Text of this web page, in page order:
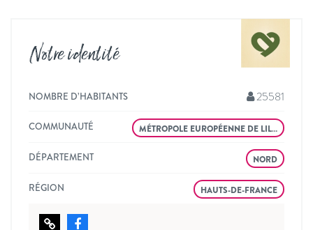
Notre identité
NOMBRE D’HABITANTS 25581
COMMUNAUTÉ MÉTROPOLE EUROPÉENNE DE LIL…
DÉPARTEMENT NORD
RÉGION HAUTS-DE-FRANCE